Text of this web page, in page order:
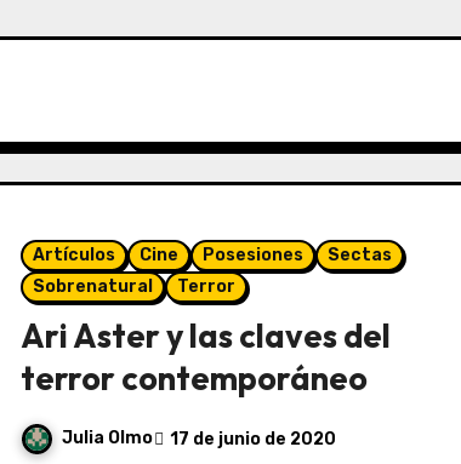
Artículos Cine Posesiones
Sectas
Sobrenatural
Terror
Ari Aster y las claves del
terror contemporáneo
Julia Olmo 17 de junio de 2020